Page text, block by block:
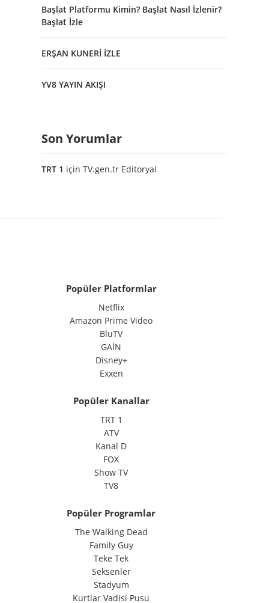
Başlat Platformu Kimin? Başlat Nasıl İzlenir?
Başlat İzle
ERŞAN KUNERİ İZLE
YV8 YAYIN AKIŞI
Son Yorumlar
TRT 1 için TV.gen.tr Editoryal
Popüler Platformlar
Netflix
Amazon Prime Video
BluTV
GAİN
Disney+
Exxen
Popüler Kanallar
TRT 1
ATV
Kanal D
FOX
Show TV
TV8
Popüler Programlar
The Walking Dead
Family Guy
Teke Tek
Seksenler
Stadyum
Kurtlar Vadisi Pusu